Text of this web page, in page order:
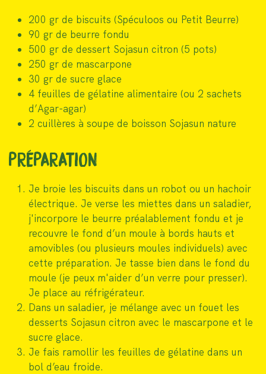
200 gr de biscuits (Spéculoos ou Petit Beurre)
90 gr de beurre fondu
500 gr de dessert Sojasun citron (5 pots)
250 gr de mascarpone
30 gr de sucre glace
4 feuilles de gélatine alimentaire (ou 2 sachets
d’Agar-agar)
2 cuillères à soupe de boisson Sojasun nature
PRÉPARATION
Je broie les biscuits dans un robot ou un hachoir
électrique. Je verse les miettes dans un saladier,
j'incorpore le beurre préalablement fondu et je
recouvre le fond d’un moule à bords hauts et
amovibles (ou plusieurs moules individuels) avec
cette préparation. Je tasse bien dans le fond du
moule (je peux m'aider d’un verre pour presser).
Je place au réfrigérateur.
Dans un saladier, je mélange avec un fouet les
desserts Sojasun citron avec le mascarpone et le
sucre glace.
Je fais ramollir les feuilles de gélatine dans un
bol d’eau froide.